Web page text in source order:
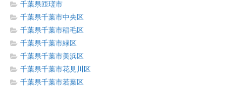
千葉県匝瑳市
千葉県千葉市中央区
千葉県千葉市稲毛区
千葉県千葉市緑区
千葉県千葉市美浜区
千葉県千葉市花見川区
千葉県千葉市若葉区